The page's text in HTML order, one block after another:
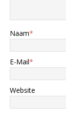
Naam*
E-Mail*
Website